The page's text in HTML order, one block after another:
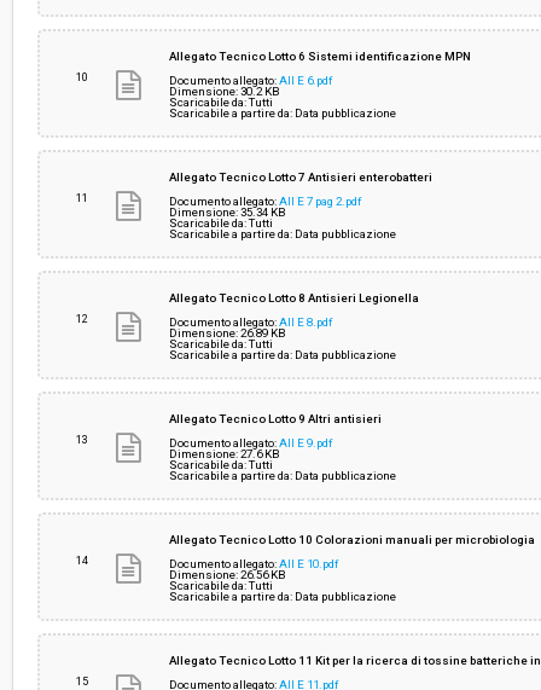
10
Allegato Tecnico Lotto 6 Sistemi identificazione MPN
Documento allegato:All E 6.pdf
Dimensione: 30.2 KB
Scaricabile da: Tutti
Scaricabile a partire da: Data pubblicazione
11
Allegato Tecnico Lotto 7 Antisieri enterobatteri
Documento allegato:All E 7 pag 2.pdf
Dimensione: 35.34 KB
Scaricabile da: Tutti
Scaricabile a partire da: Data pubblicazione
12
Allegato Tecnico Lotto 8 Antisieri Legionella
Documento allegato:All E 8.pdf
Dimensione: 26.89 KB
Scaricabile da: Tutti
Scaricabile a partire da: Data pubblicazione
13
Allegato Tecnico Lotto 9 Altri antisieri
Documento allegato:All E 9.pdf
Dimensione: 27.6 KB
Scaricabile da: Tutti
Scaricabile a partire da: Data pubblicazione
14
Allegato Tecnico Lotto 10 Colorazioni manuali per microbiologia
Documento allegato:All E 10.pdf
Dimensione: 26.56 KB
Scaricabile da: Tutti
Scaricabile a partire da: Data pubblicazione
15
Allegato Tecnico Lotto 11 Kit per la ricerca di tossine batteriche
Documento allegato:All E 11.pdf